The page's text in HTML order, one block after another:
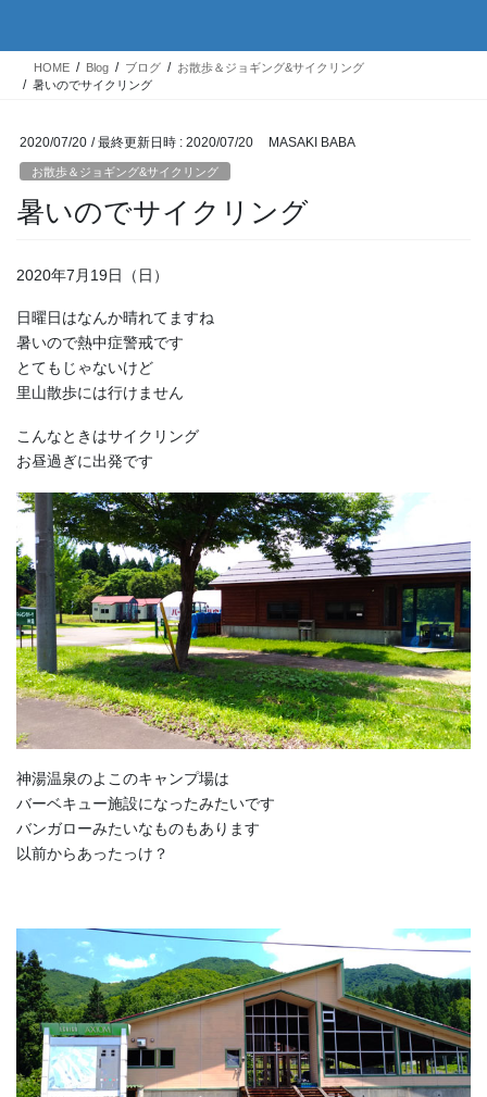
HOME Blog ブログ
お散歩＆ジョギング&サイクリング
暑いのでサイクリング
2020/07/20 / 最終更新日時 : 2020/07/20 MASAKI BABA
お散歩＆ジョギング&サイクリング
暑いのでサイクリング
2020年7月19日（日）
日曜日はなんか晴れてますね
暑いので熱中症警戒です
とてもじゃないけど
里山散歩には行けません
こんなときはサイクリング
お昼過ぎに出発です
神湯温泉のよこのキャンプ場は
バーベキュー施設になったみたいです
バンガローみたいなものもあります
以前からあったっけ？